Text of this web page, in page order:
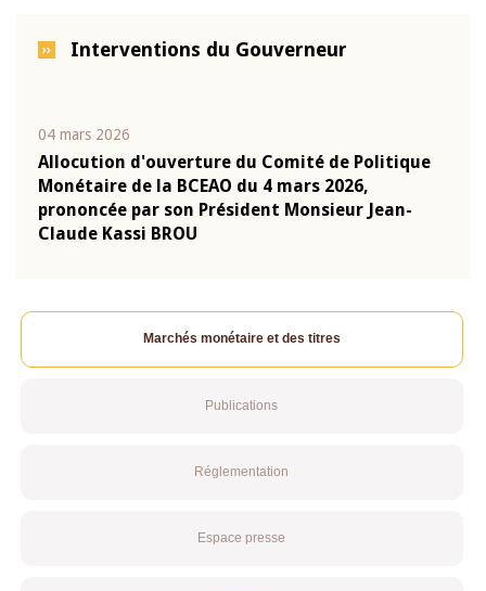
Interventions du Gouverneur
04 mars 2026
Allocution d'ouverture du Comité de Politique
Monétaire de la BCEAO du 4 mars 2026,
prononcée par son Président Monsieur Jean-
Claude Kassi BROU
Marchés monétaire et des titres
Publications
Réglementation
Espace presse